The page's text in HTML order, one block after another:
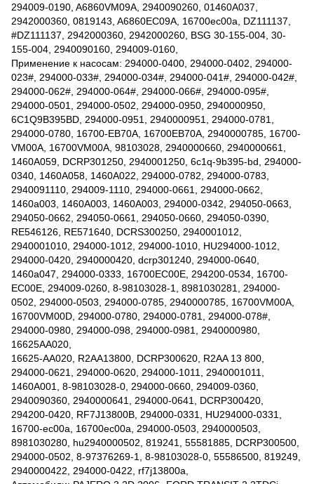
294009-0190, A6860VM09A, 2940090260, 01460A037,
2942000360, 0819143, A6860EC09A, 16700ec00a, DZ111137,
#DZ111137, 2942000360, 2942000260, BSG 30-155-004, 30-
155-004, 2940090160, 294009-0160,
Применение к насосам: 294000-0400, 294000-0402, 294000-
023#, 294000-033#, 294000-034#, 294000-041#, 294000-042#,
294000-062#, 294000-064#, 294000-066#, 294000-095#,
294000-0501, 294000-0502, 294000-0950, 2940000950,
6C1Q9B395BD, 294000-0951, 2940000951, 294000-0781,
294000-0780, 16700-EB70A, 16700EB70A, 2940000785, 16700-
VM00A, 16700VM00A, 98103028, 2940000660, 2940000661,
1460A059, DCRP301250, 2940001250, 6c1q-9b395-bd, 294000-
0340, 1460A058, 1460A022, 294000-0782, 294000-0783,
2940091110, 294009-1110, 294000-0661, 294000-0662,
1460a003, 1460A003, 1460А003, 294000-0342, 294050-0663,
294050-0662, 294050-0661, 294050-0660, 294050-0390,
RE546126, RE571640, DCRS300250, 2940001012,
2940001010, 294000-1012, 294000-1010, HU294000-1012,
294000-0420, 2940000420, dcrp301240, 294000-0640,
1460a047, 294000-0333, 16700EC00E, 294200-0534, 16700-
EC00E, 294009-0260, 8-98103028-1, 8981030281, 294000-
0502, 294000-0503, 294000-0785, 2940000785, 16700VM00A,
16700VM00D, 294000-0780, 294000-0781, 294000-078#,
294000-0980, 294000-098, 294000-0981, 2940000980,
16625AA020,
16625-AA020, R2AA13800, DCRP300620, R2AA 13 800,
294000-0621, 294000-0620, 294000-1011, 2940001011,
1460A001, 8-98103028-0, 294000-0660, 294009-0360,
2940090360, 2940000641, 294000-0641, DCRP300420,
294200-0420, RF7J13800B, 294000-0331, HU294000-0331,
16700-ec00a, 16700ec00a, 294000-0503, 2940000503,
8981030280, hu2940000502, 819241, 55581885, DCRP300500,
294000-0502, 8-97376269-1, 8-98103028-0, 55586500, 819249,
2940000422, 294000-0422, rf7j13800a,